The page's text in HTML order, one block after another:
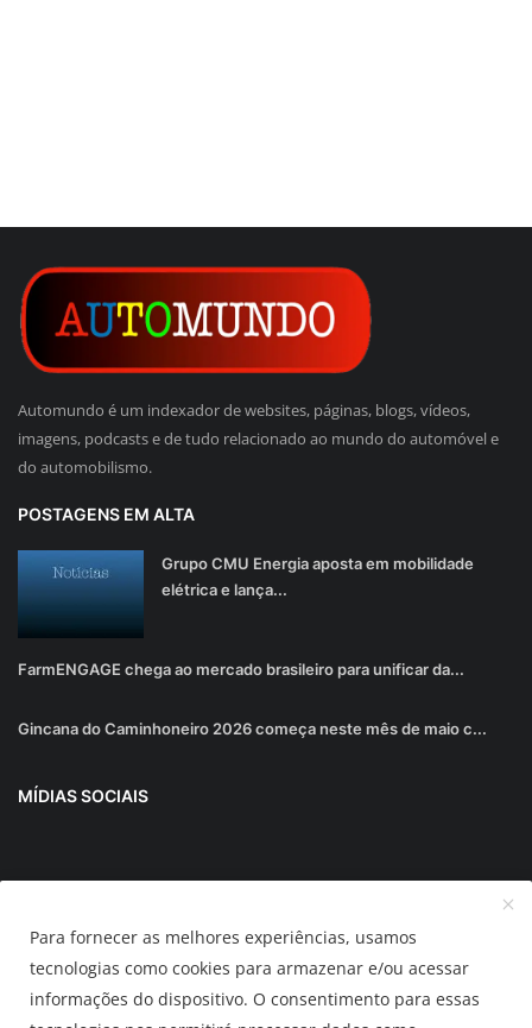
Automundo é um indexador de websites, páginas, blogs, vídeos,
imagens, podcasts e de tudo relacionado ao mundo do automóvel e
do automobilismo.
POSTAGENS EM ALTA
Grupo CMU Energia aposta em mobilidade
elétrica e lança...
FarmENGAGE chega ao mercado brasileiro para unificar da...
Gincana do Caminhoneiro 2026 começa neste mês de maio c...
MÍDIAS SOCIAIS
Inscrever-se
Para fornecer as melhores experiências, usamos
tecnologias como cookies para armazenar e/ou acessar
informações do dispositivo. O consentimento para essas